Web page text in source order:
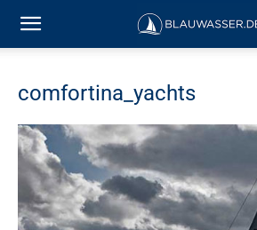
comfortina_yachts